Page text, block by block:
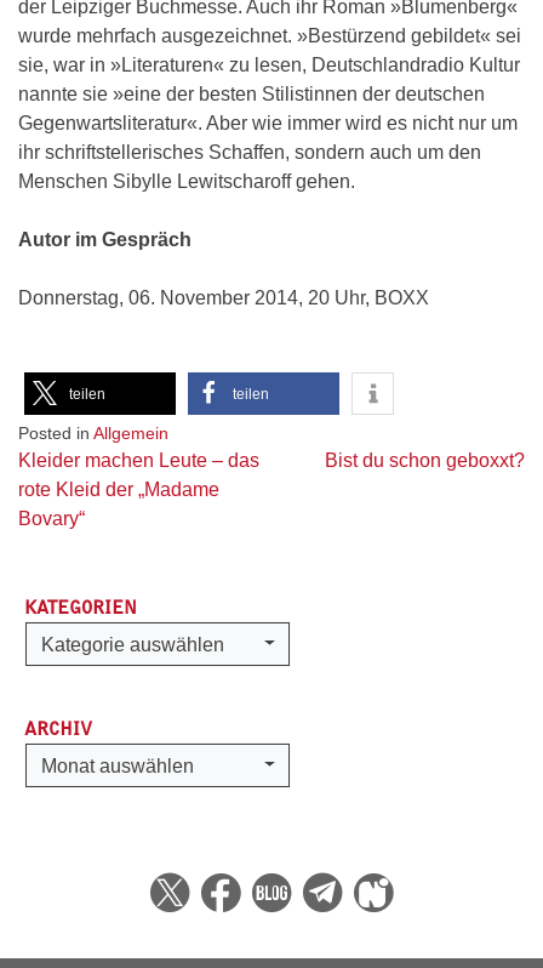
der Leipziger Buchmesse. Auch ihr Roman »Blumenberg«
wurde mehrfach ausgezeichnet. »Bestürzend gebildet« sei
sie, war in »Literaturen« zu lesen, Deutschlandradio Kultur
nannte sie »eine der besten Stilistinnen der deutschen
Gegenwartsliteratur«. Aber wie immer wird es nicht nur um
ihr schriftstellerisches Schaffen, sondern auch um den
Menschen Sibylle Lewitscharoff gehen.
Autor im Gespräch
Donnerstag, 06. November 2014, 20 Uhr, BOXX
teilen teilen
Posted in Allgemein
Beitragsnavigation
Kleider machen Leute – das
rote Kleid der „Madame
Bovary“
Bist du schon geboxxt?
KATEGORIEN
Kategorien
Kategorie auswählen
ARCHIV
Archiv
Monat auswählen